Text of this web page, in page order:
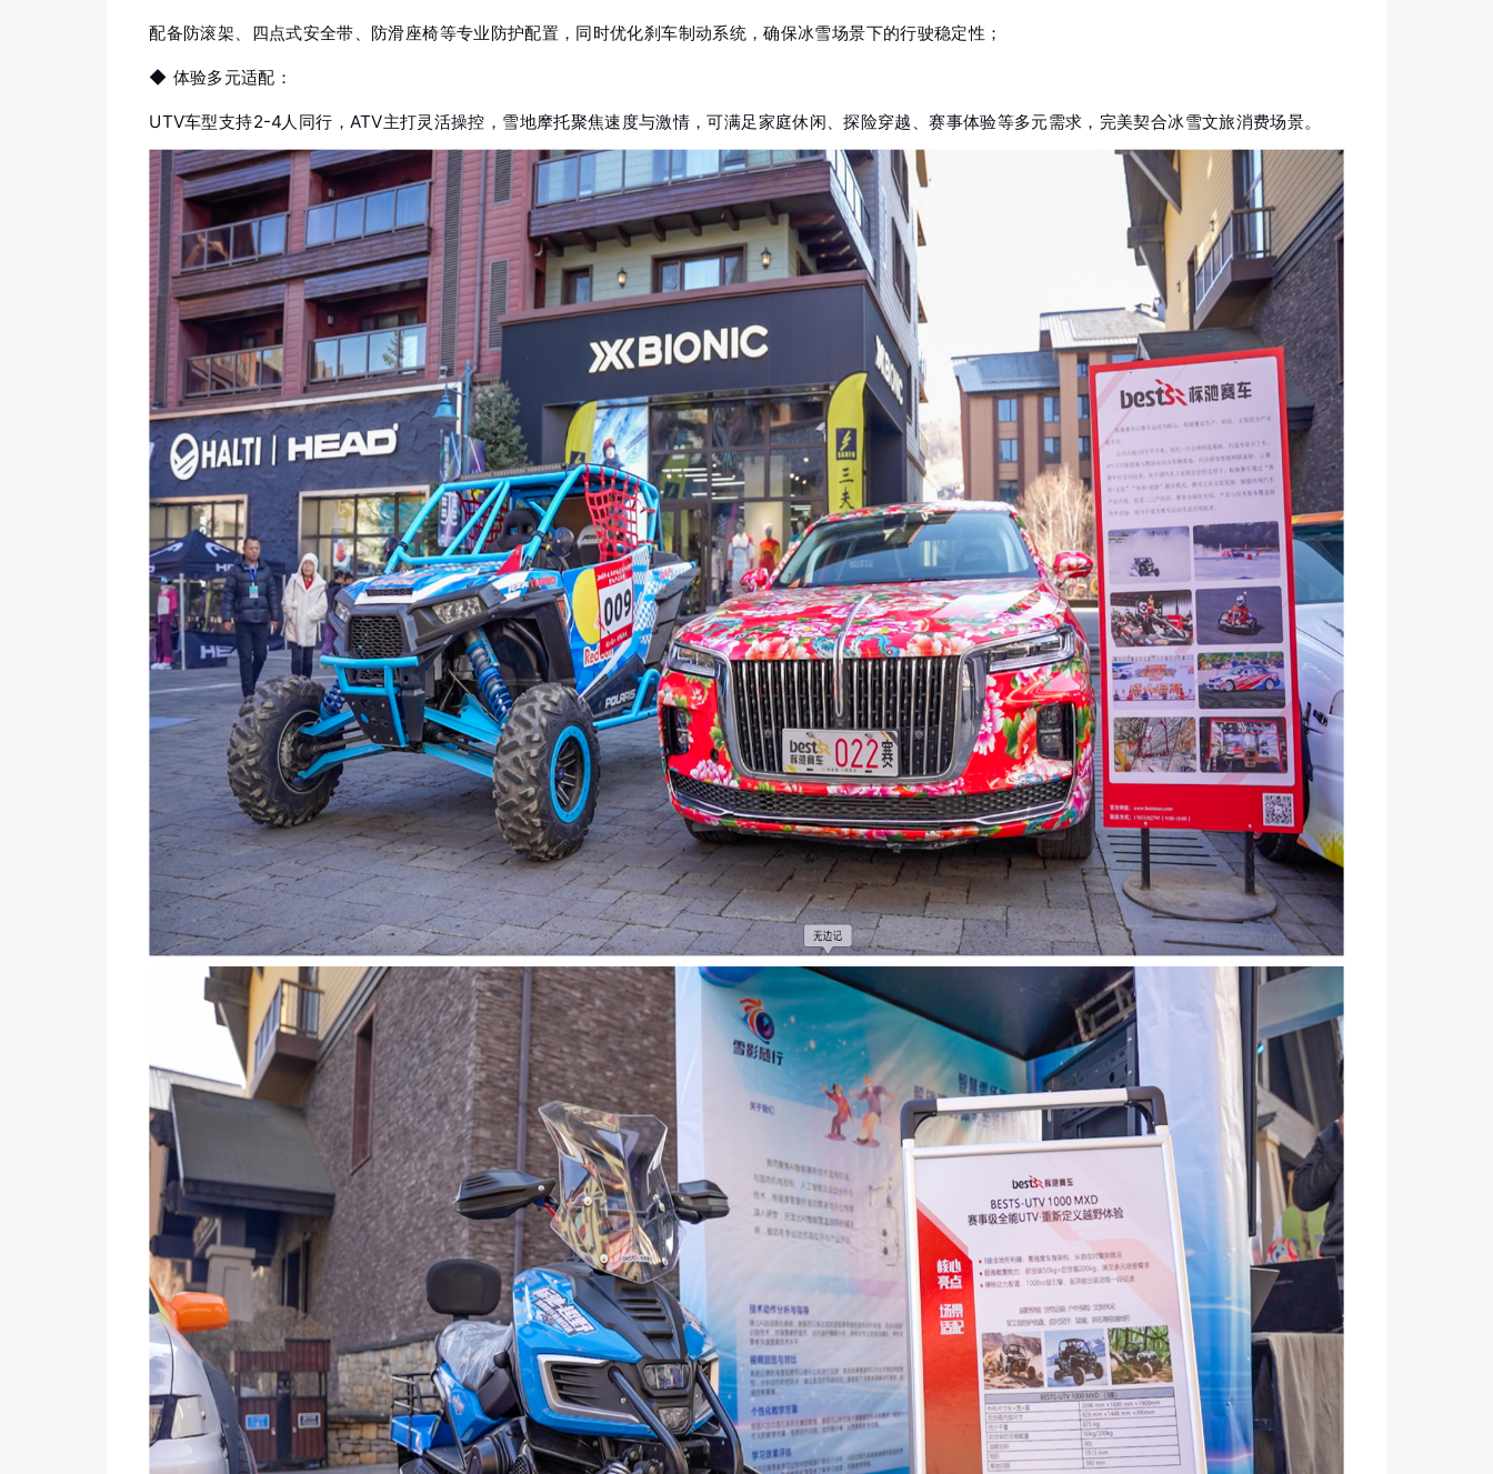
配备防滚架、四点式安全带、防滑座椅等专业防护配置，同时优化刹车制动系统，确保冰雪场景下的行驶稳定性；
◆ 体验多元适配：
UTV车型支持2-4人同行，ATV主打灵活操控，雪地摩托聚焦速度与激情，可满足家庭休闲、探险穿越、赛事体验等多元需求，完美契合冰雪文旅消费场景。